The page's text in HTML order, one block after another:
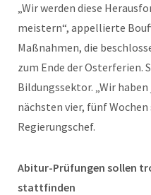
„Wir werden diese
meistern“, appellierte
Maßnahmen, die
zum Ende der Osterferien.
Bildungssektor. „Wir
nächsten vier, fünf
Regierungschef.
Abitur-Prüfungen sollen
stattfinden